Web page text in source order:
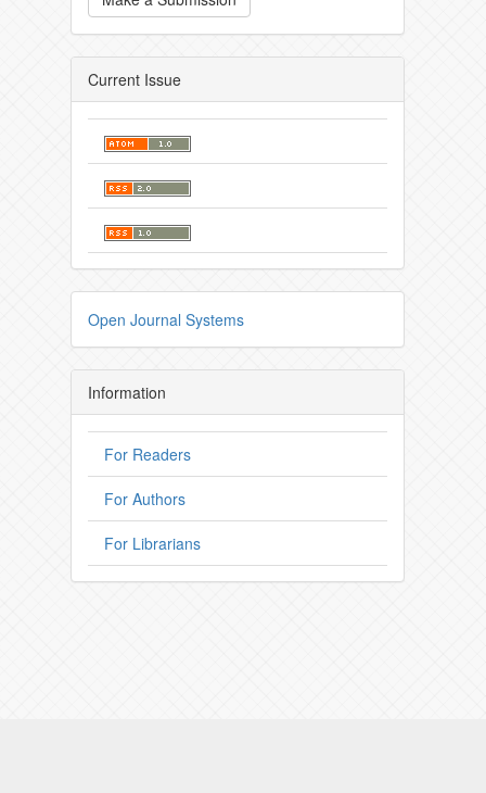
Current Issue
Open Journal Systems
Information
For Readers
For Authors
For Librarians